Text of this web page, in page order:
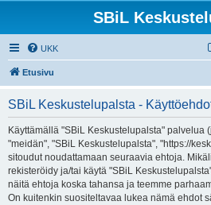
SBiL
UKK
Etusivu
SBiL Keskustelupalsta -
Käyttämällä "SBiL Keskustelupalsta" palvelua
"meidän", "SBiL Keskustelupalsta", "https://
sitoudut noudattamaan seuraavia ehtoja.
rekisteröidy ja/tai käytä "SBiL
näitä ehtoja koska tahansa ja teemme
On kuitenkin suositeltavaa lukea nämä ehdot